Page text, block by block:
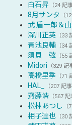
白石昇 （24 記事
8月サンタ （
武 盾一郎＆
深川正英 （33
青池良輔 （34
須貝 弦 （55
Midori （329 記
高橋里季 （71
HAL_ （207 記事
齋藤浩 （567 記
松林あつし （
相子達也 （30